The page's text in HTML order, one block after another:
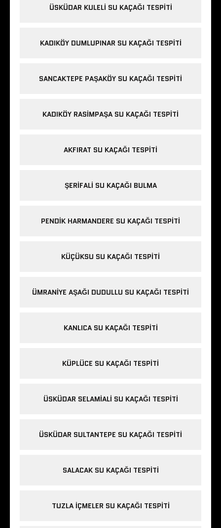
ÜSKÜDAR KULELI SU KAÇAĞI TESPITI
KADIKÖY DUMLUPINAR SU KAÇAĞI TESPITI
SANCAKTEPE PAŞAKÖY SU KAÇAĞI TESPITI
KADIKÖY RASIMPAŞA SU KAÇAĞI TESPITI
AKFIRAT SU KAÇAĞI TESPITI
ŞERIFALI SU KAÇAĞI BULMA
PENDIK HARMANDERE SU KAÇAĞI TESPITI
KÜÇÜKSU SU KAÇAĞI TESPITI
ÜMRANIYE AŞAĞI DUDULLU SU KAÇAĞI TESPITI
KANLICA SU KAÇAĞI TESPITI
KÜPLÜCE SU KAÇAĞI TESPITI
ÜSKÜDAR SELAMIALI SU KAÇAĞI TESPITI
ÜSKÜDAR SULTANTEPE SU KAÇAĞI TESPITI
SALACAK SU KAÇAĞI TESPITI
TUZLA IÇMELER SU KAÇAĞI TESPITI